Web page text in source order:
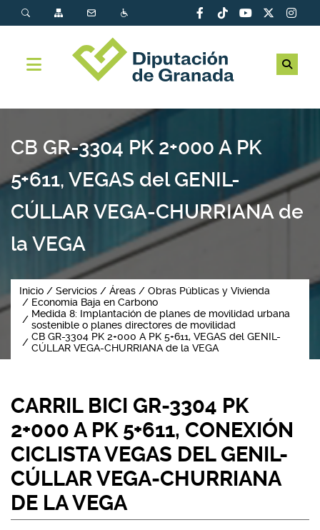
CB GR-3304 PK 2+000 A PK
5+611, VEGAS del GENIL-
CÚLLAR VEGA-CHURRIANA de
la VEGA
Inicio Servicios Áreas
Obras Públicas y Vivienda
Economía Baja en Carbono
Medida 8: Implantación de planes de movilidad urbana
sostenible o planes directores de movilidad
CB GR-3304 PK 2+000 A PK 5+611, VEGAS del GENIL-
CÚLLAR VEGA-CHURRIANA de la VEGA
CARRIL BICI GR-3304 PK
2+000 A PK 5+611, CONEXIÓN
CICLISTA VEGAS DEL GENIL-
CÚLLAR VEGA-CHURRIANA
DE LA VEGA